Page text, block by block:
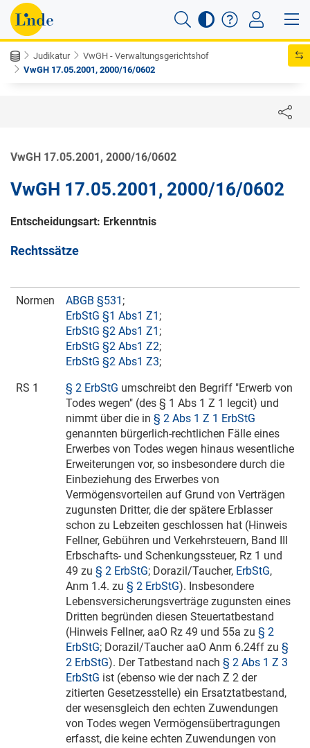
Judikatur
VwGH - Verwaltungsgerichtshof
VwGH 17.05.2001, 2000/16/0602
VwGH 17.05.2001, 2000/16/0602
VwGH 17.05.2001, 2000/16/0602
Entscheidungsart: Erkenntnis
Rechtssätze
Normen ABGB §531 ;
ErbStG §1 Abs1 Z1 ;
ErbStG §2 Abs1 Z1 ;
ErbStG §2 Abs1 Z2;
ErbStG §2 Abs1 Z3;
RS 1
§ 2 ErbStG umschreibt den Begriff "Erwerb von
Todes wegen" (des § 1 Abs 1 Z 1 legcit) und
nimmt über die in § 2 Abs 1 Z 1 ErbStG
genannten bürgerlich-rechtlichen Fälle eines
Erwerbes von Todes wegen hinaus wesentliche
Erweiterungen vor, so insbesondere durch die
Einbeziehung des Erwerbes von
Vermögensvorteilen auf Grund von Verträgen
zugunsten Dritter, die der spätere Erblasser
schon zu Lebzeiten geschlossen hat (Hinweis
Fellner, Gebühren und Verkehrsteuern, Band III
Erbschafts- und Schenkungssteuer, Rz 1 und
49 zu § 2 ErbStG; Dorazil/Taucher, ErbStG,
Anm 1.4. zu § 2 ErbStG). Insbesondere
Lebensversicherungsverträge zugunsten eines
Dritten begründen diesen Steuertatbestand
(Hinweis Fellner, aaO Rz 49 und 55a zu § 2
ErbStG; Dorazil/Taucher aaO Anm 6.24ff zu §
2 ErbStG). Der Tatbestand nach § 2 Abs 1 Z 3
ErbStG ist (ebenso wie der nach Z 2 der
zitierten Gesetzesstelle) ein Ersatztatbestand,
der wesensgleich den echten Zuwendungen
von Todes wegen Vermögensübertragungen
erfasst, die keine echten Zuwendungen von